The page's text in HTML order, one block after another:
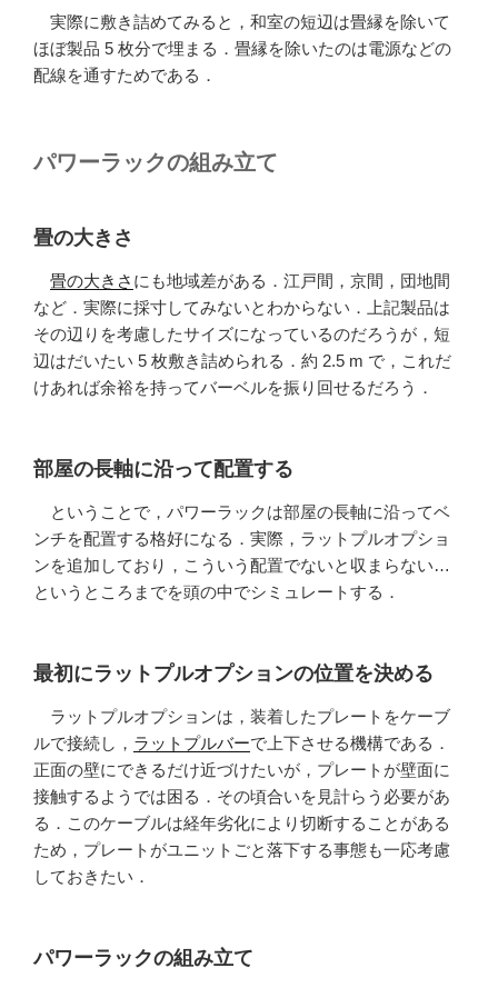
実際に敷き詰めてみると，和室の短辺は畳縁を除いて
ほぼ製品 5 枚分で埋まる．畳縁を除いたのは電源などの
配線を通すためである．
パワーラックの組み立て
畳の大きさ
畳の大きさ にも地域差がある．江戸間，京間，団地間
など．実際に採寸してみないとわからない．上記製品は
その辺りを考慮したサイズになっているのだろうが，短
辺はだいたい 5 枚敷き詰められる．約 2.5 m で，これだ
けあれば余裕を持ってバーベルを振り回せるだろう．
部屋の長軸に沿って配置する
ということで，パワーラックは部屋の長軸に沿ってベ
ンチを配置する格好になる．実際，ラットプルオプショ
ンを追加しており，こういう配置でないと収まらない…
というところまでを頭の中でシミュレートする．
最初にラットプルオプションの位置を決める
ラットプルオプションは，装着したプレートをケーブ
ルで接続し， ラットプルバーで上下させる機構である．
正面の壁にできるだけ近づけたいが，プレートが壁面に
接触するようでは困る．その頃合いを見計らう必要があ
る．このケーブルは経年劣化により切断することがある
ため，プレートがユニットごと落下する事態も一応考慮
しておきたい．
パワーラックの組み立て